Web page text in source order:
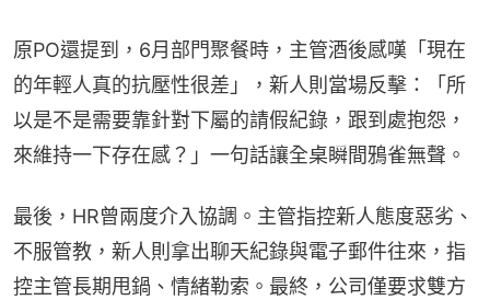
原PO還提到，6月部門聚餐時，主管酒後感嘆「現在
的年輕人真的抗壓性很差」，新人則當場反擊：「所
以是不是需要靠針對下屬的請假紀錄，跟到處抱怨，
來維持一下存在感？」一句話讓全桌瞬間鴉雀無聲。
最後，HR曾兩度介入協調。主管指控新人態度惡劣、
不服管教，新人則拿出聊天紀錄與電子郵件往來，指
控主管長期甩鍋、情緒勒索。最終，公司僅要求雙方